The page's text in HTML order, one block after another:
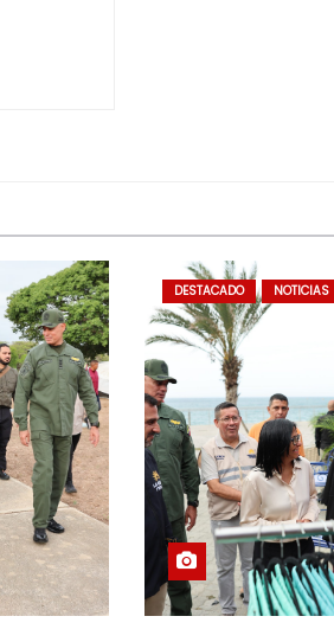
DESTACADO NOTICIAS